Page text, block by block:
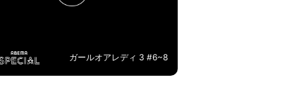
ガールオアレディ 3 #6~8